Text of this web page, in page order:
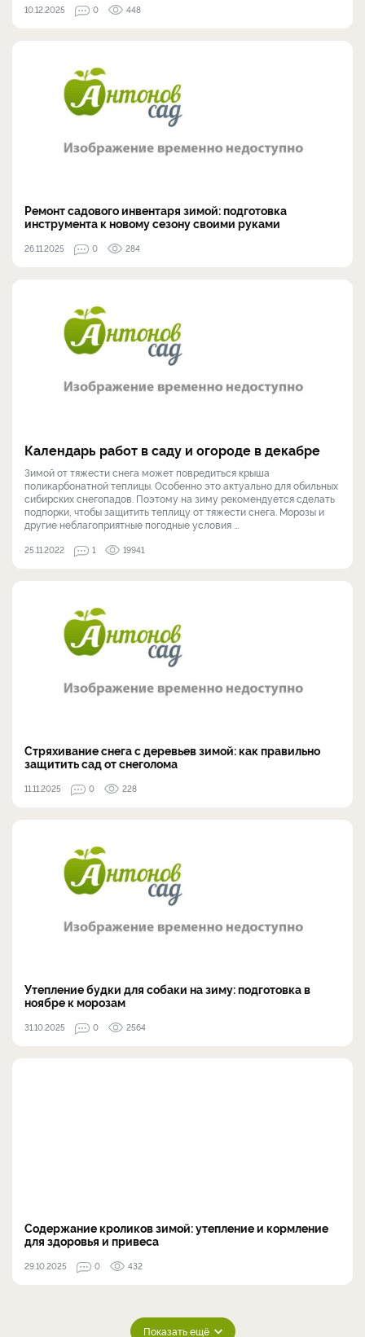
10.12.2025 0 448
Ремонт садового инвентаря зимой: подготовка
инструмента к новому сезону своими руками
26.11.2025 0 284
Календарь работ в саду и огороде в декабре
Зимой от тяжести снега может повредиться крыша
поликарбонатной теплицы. Особенно это актуально для обильных
сибирских снегопадов. Поэтому на зиму рекомендуется сделать
подпорки, чтобы защитить теплицу от тяжести снега. Морозы и
другие неблагоприятные погодные условия ...
25.11.2022 1 19941
Стряхивание снега с деревьев зимой: как правильно
защитить сад от снеголома
11.11.2025 0 228
Утепление будки для собаки на зиму: подготовка в
ноябре к морозам
31.10.2025 0 2564
Содержание кроликов зимой: утепление и кормление
для здоровья и привеса
29.10.2025 0 432
Показать ещё